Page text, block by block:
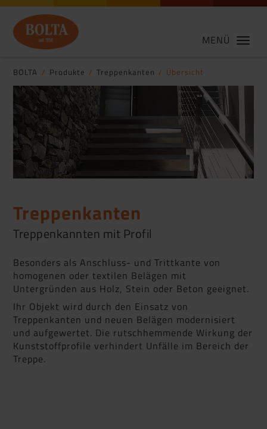
MENÜ
BOLTA Produkte Treppenkanten Übersicht
Treppenkanten
Treppenkannten mit Profil
Besonders als Anschluss- und Trittkante von
homogenen oder textilen Belägen mit
Untergründen aus Holz, Stein oder Beton geeignet.
Ihr Objekt wird durch den Einsatz von
Treppenkanten und neuen Belägen modernisiert
und aufgewertet. Die rutschhemmende Wirkung der
Kunststoffprofile verhindert Unfälle im Bereich der
Treppe.